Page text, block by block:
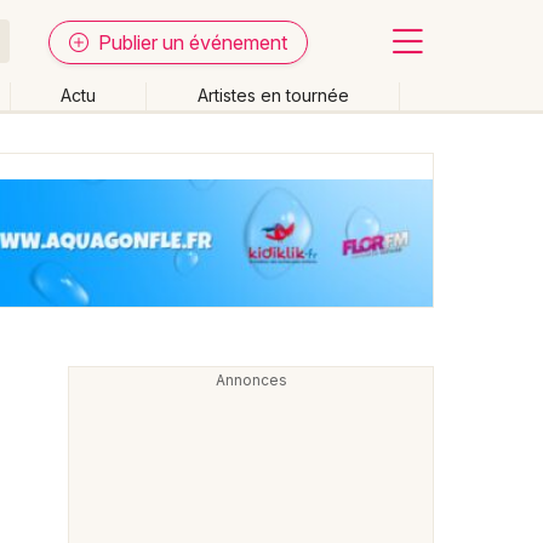
Publier un événement
Actu Artistes en tournée
Effacer les dates
end